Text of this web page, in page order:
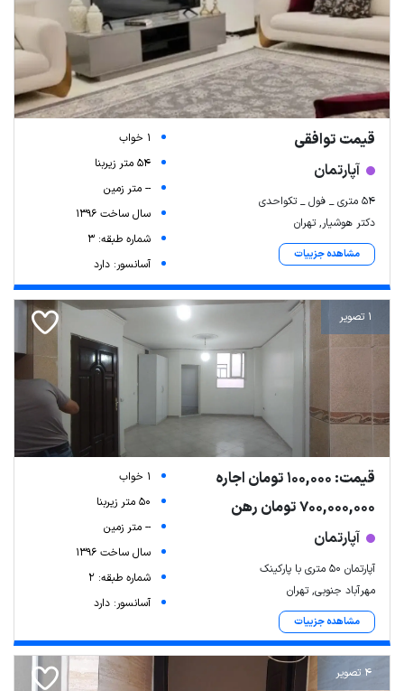
قیمت توافقی
آپارتمان
۵۴ متری _ فول _ تکواحدی
دکتر هوشیار, تهران
مشاهده جزییات
1 خواب
54 متر زیربنا
-- متر زمین
سال ساخت 1396
شماره طبقه: 3
آسانسور: دارد
1 تصویر
قیمت: 100,000 تومان اجاره
700,000,000 تومان رهن
آپارتمان
آپارتمان ۵۰ متری با پارکینک
مهرآباد جنوبی, تهران
مشاهده جزییات
1 خواب
50 متر زیربنا
-- متر زمین
سال ساخت 1396
شماره طبقه: 2
آسانسور: دارد
4 تصویر